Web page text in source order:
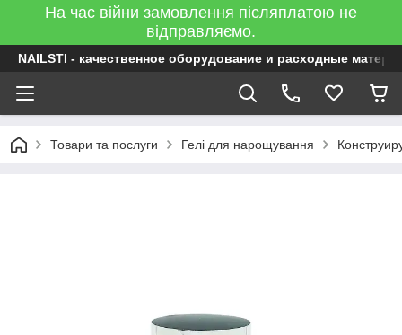
На час війни замовлення післяплатою не
відправляємо.
NAILSTI - качественное оборудование и расходные
Товари та послуги Гелі для нарощування